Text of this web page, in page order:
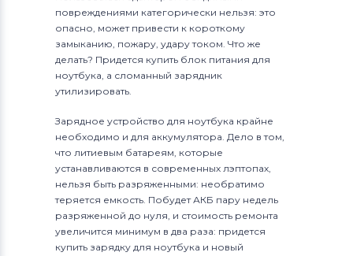
повреждениями категорически нельзя: это
опасно, может привести к короткому
замыканию, пожару, удару током. Что же
делать? Придется купить блок питания для
ноутбука, а сломанный зарядник
утилизировать.
Зарядное устройство для ноутбука крайне
необходимо и для аккумулятора. Дело в том,
что литиевым батареям, которые
устанавливаются в современных лэптопах,
нельзя быть разряженными: необратимо
теряется емкость. Побудет АКБ пару недель
разряженной до нуля, и стоимость ремонта
увеличится минимум в два раза: придется
купить зарядку для ноутбука и новый